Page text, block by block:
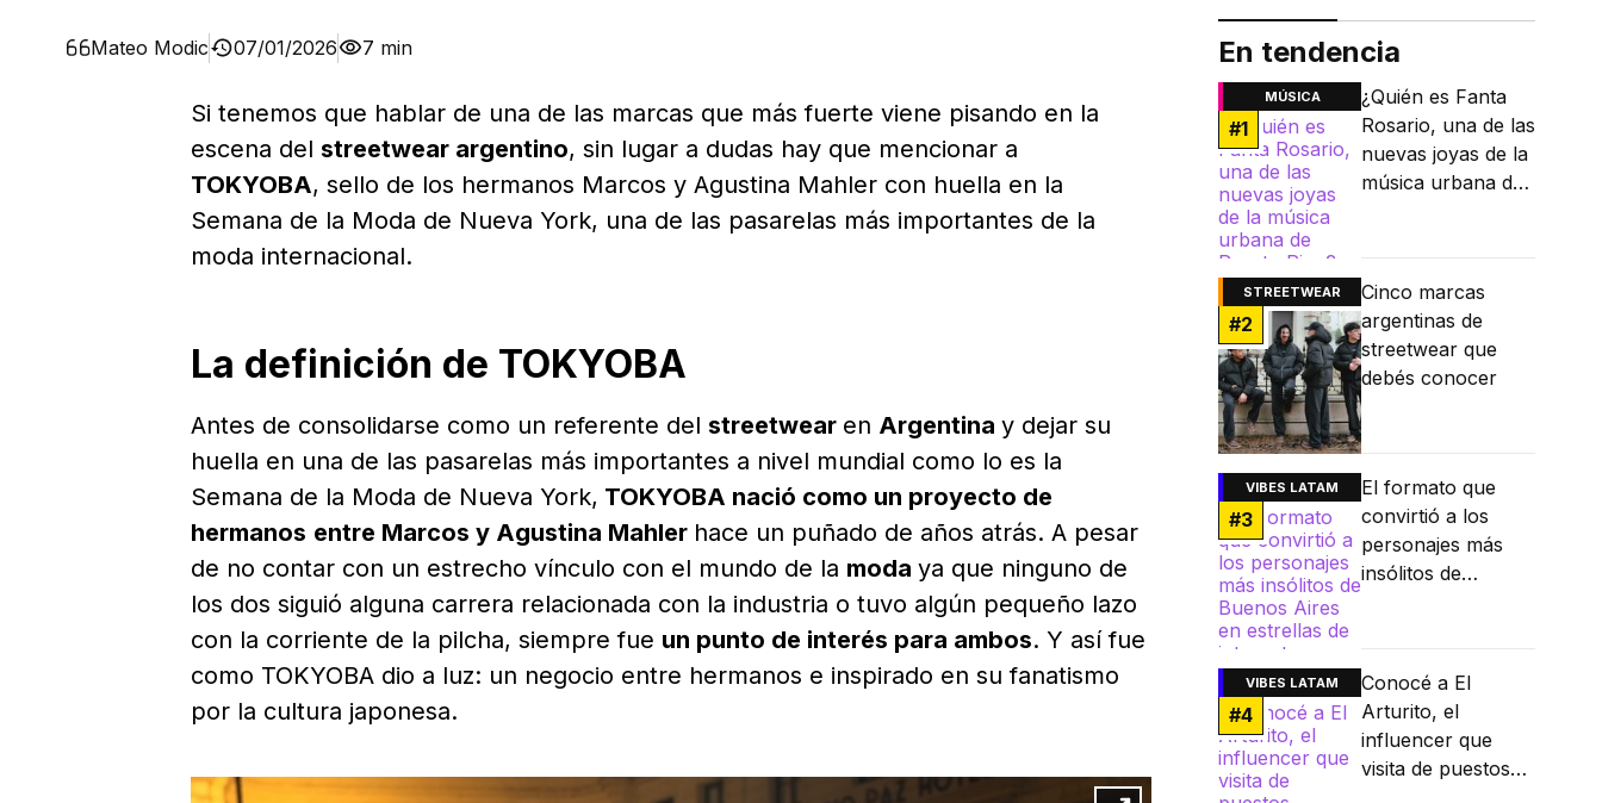
Mateo Modic 07/01/2026 7 min
Si tenemos que hablar de una de las marcas que más fuerte viene pisando en la
escena del streetwear argentino, sin lugar a dudas hay que mencionar a
TOKYOBA, sello de los hermanos Marcos y Agustina Mahler con huella en la
Semana de la Moda de Nueva York, una de las pasarelas más importantes de la
moda internacional.
La definición de TOKYOBA
Antes de consolidarse como un referente del streetwear en Argentina y dejar su
huella en una de las pasarelas más importantes a nivel mundial como lo es la
Semana de la Moda de Nueva York, TOKYOBA nació como un proyecto de
hermanos entre Marcos y Agustina Mahler hace un puñado de años atrás. A pesar
de no contar con un estrecho vínculo con el mundo de la moda ya que ninguno de
los dos siguió alguna carrera relacionada con la industria o tuvo algún pequeño lazo
con la corriente de la pilcha, siempre fue un punto de interés para ambos. Y así fue
como TOKYOBA dio a luz: un negocio entre hermanos e inspirado en su fanatismo
por la cultura japonesa.
En tendencia
MÚSICA
#1
¿Quién es Fanta
Rosario, una de las
nuevas joyas de la
música urbana de
STREETWEAR
#2
Cinco marcas
argentinas de
streetwear que
debés conocer
VIBES LATAM
#3
El formato que
convirtió a los
personajes más
insólitos de
VIBES LATAM
#4
Conocé a El
Arturito, el
influencer que
visita de puestos